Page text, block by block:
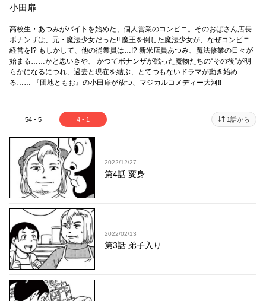
小田扉
高校生・あつみがバイトを始めた、個人営業のコンビニ。そのおばさん店長
ボナンザは、元・魔法少女だった!! 魔王を倒した魔法少女が、なぜコンビニ
経営を!? もしかして、他の従業員は…!? 新米店員あつみ、魔法修業の日々が
始まる……かと思いきや、 かつてボナンザが戦った魔物たちの“その後”が明
らかになるにつれ、過去と現在を結ぶ、とてつもないドラマが動き始め
る…… 『団地ともお』の小田扉が放つ、マジカルコメディー大河!!
54 - 5 4 - 1 1話から
2022/12/27
第4話 変身
2022/02/13
第3話 弟子入り